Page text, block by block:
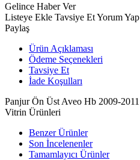
Gelince Haber Ver
Listeye Ekle Tavsiye EtYorum Yap
Paylaş
Ürün Açıklaması
Ödeme Seçenekleri
Tavsiye Et
İade Koşulları
Panjur Ön Üst Aveo Hb 2009-2011
Vitrin Ürünleri
Benzer Ürünler
Son İncelenenler
Tamamlayıcı Ürünler